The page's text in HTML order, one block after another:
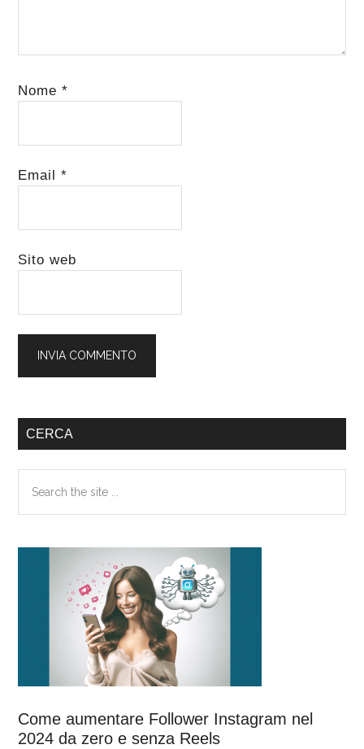
Nome*
Email*
Sito web
Barra
primaria
CERCA
the
Come aumentare Follower Instagram nel
2024 da zero e senza Reels